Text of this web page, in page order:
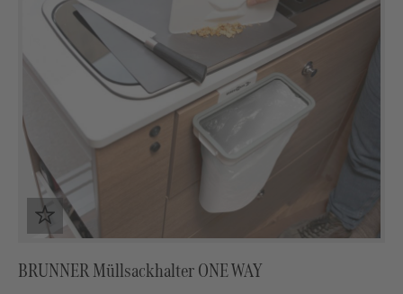
BRUNNER Müllsackhalter ONE WAY